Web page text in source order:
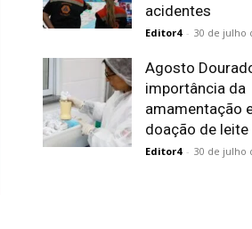
acidentes
Editor4 - 30 de julho
Agosto
importância da
amamentação
doação de leite
Editor4 - 30 de julho